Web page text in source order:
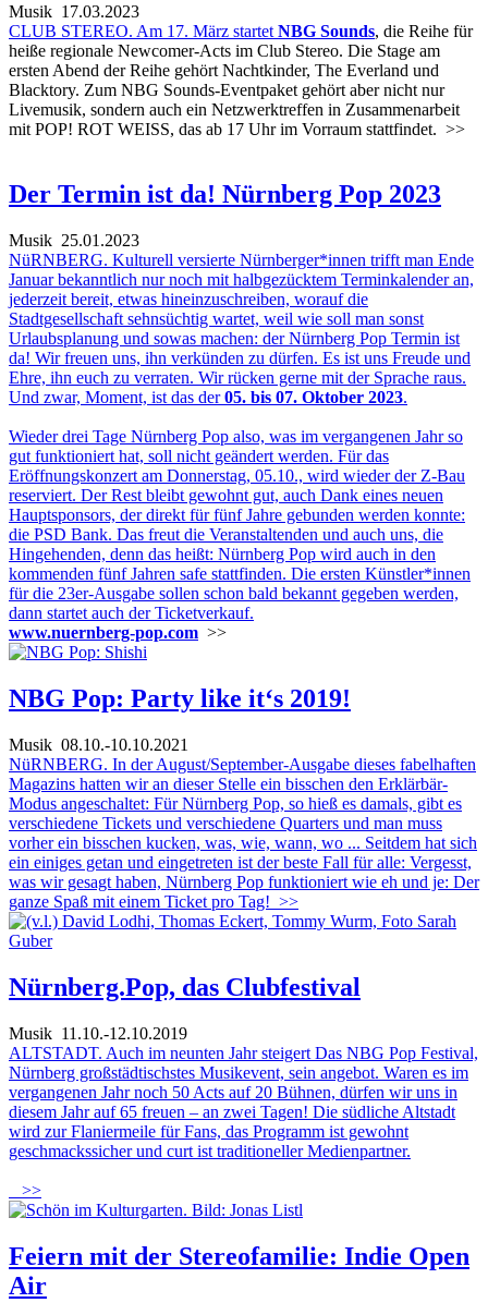
Musik 17.03.2023
CLUB STEREO. Am 17. März startet NBG Sounds, die Reihe für
heiße regionale Newcomer-Acts im Club Stereo. Die Stage am
ersten Abend der Reihe gehört Nachtkinder, The Everland und
Blacktory. Zum NBG Sounds-Eventpaket gehört aber nicht nur
Livemusik, sondern auch ein Netzwerktreffen in Zusammenarbeit
mit POP! ROT WEISS, das ab 17 Uhr im Vorraum stattfindet. >>
Der Termin ist da! Nürnberg Pop 2023
Musik 25.01.2023
NüRNBERG. Kulturell versierte Nürnberger*innen trifft man Ende
Januar bekanntlich nur noch mit halbgezücktem Terminkalender an,
jederzeit bereit, etwas hineinzuschreiben, worauf die
Stadtgesellschaft sehnsüchtig wartet, weil wie soll man sonst
Urlaubsplanung und sowas machen: der Nürnberg Pop Termin ist
da! Wir freuen uns, ihn verkünden zu dürfen. Es ist uns Freude und
Ehre, ihn euch zu verraten. Wir rücken gerne mit der Sprache raus.
Und zwar, Moment, ist das der05. bis 07. Oktober 2023.
Wieder drei Tage Nürnberg Pop also, was im vergangenen Jahr so
gut funktioniert hat, soll nicht geändert werden. Für das
Eröffnungskonzert am Donnerstag, 05.10., wird wieder der Z-Bau
reserviert. Der Rest bleibt gewohnt gut, auch Dank eines neuen
Hauptsponsors, der direkt für fünf Jahre gebunden werden konnte:
die PSD Bank. Das freut die Veranstaltenden und auch uns, die
Hingehenden, denn das heißt: Nürnberg Pop wird auch in den
kommenden fünf Jahren safe stattfinden. Die ersten Künstler*innen
für die 23er-Ausgabe sollen schon bald bekannt gegeben werden,
dann startet auch der Ticketverkauf.
www.nuernberg-pop.com >>
NBG Pop: Party like it‘s 2019!
Musik 08.10.-10.10.2021
NüRNBERG. In der August/September-Ausgabe dieses fabelhaften
Magazins hatten wir an dieser Stelle ein bisschen den Erklärbär-
Modus angeschaltet: Für Nürnberg Pop, so hieß es damals, gibt es
verschiedene Tickets und verschiedene Quarters und man muss
vorher ein bisschen kucken, was, wie, wann, wo ... Seitdem hat sich
ein einiges getan und eingetreten ist der beste Fall für alle: Vergesst,
was wir gesagt haben, Nürnberg Pop funktioniert wie eh und je: Der
ganze Spaß mit einem Ticket pro Tag! >>
Nürnberg.Pop, das Clubfestival
Musik 11.10.-12.10.2019
ALTSTADT. Auch im neunten Jahr steigert Das NBG Pop Festival,
Nürnberg großstädtischstes Musikevent, sein angebot. Waren es im
vergangenen Jahr noch 50 Acts auf 20 Bühnen, dürfen wir uns in
diesem Jahr auf 65 freuen – an zwei Tagen! Die südliche Altstadt
wird zur Flaniermeile für Fans, das Programm ist gewohnt
geschmackssicher und curt ist traditioneller Medienpartner.
>>
Feiern mit der Stereofamilie: Indie Open
Air